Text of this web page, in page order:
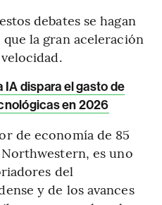
debates se hagan
la gran aceleración
IA dispara el gasto de
en 2026
de economía de 85
es uno
del
y de los avances